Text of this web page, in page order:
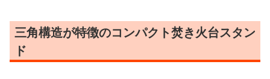
三角構造が特徴のコンパクト焚き火台スタン
ド